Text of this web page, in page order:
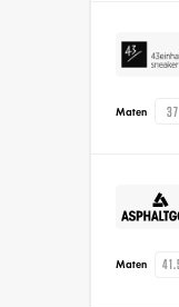
Maten 37
Maten